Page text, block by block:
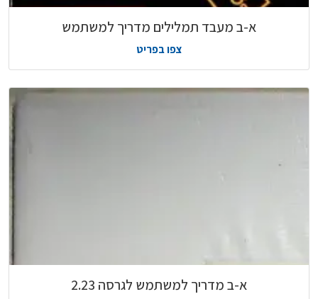
א-ב מעבד תמלילים מדריך למשתמש
צפו בפריט
א-ב מדריך למשתמש לגרסה 2.23